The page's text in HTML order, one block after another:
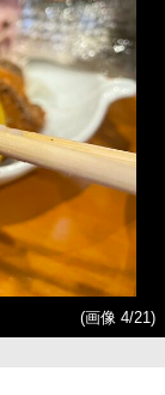
(画像 4/21)